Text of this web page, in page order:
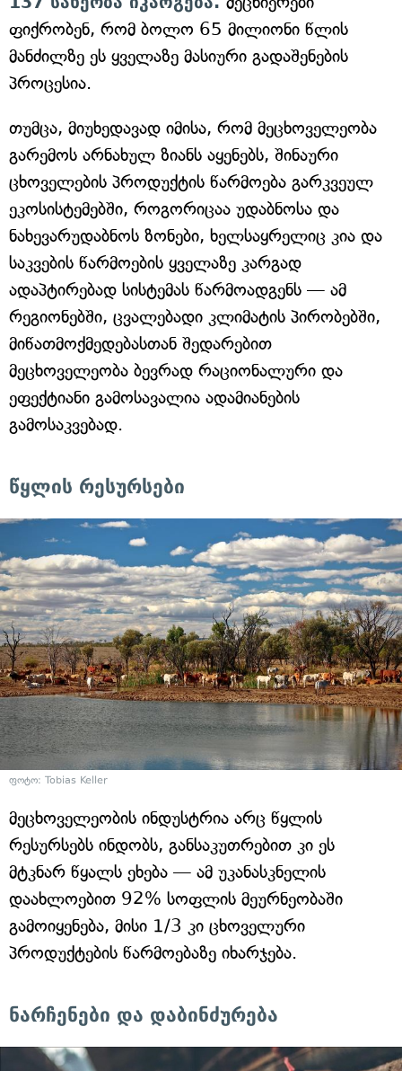
ფიქრობენ, რომ ბოლო 65 მილიონი წლის
მანძილზე ეს ყველაზე მასიური გადაშენების
პროცესია.
თუმცა, მიუხედავად იმისა, რომ მეცხოველეობა
გარემოს არნახულ ზიანს აყენებს, შინაური
ცხოველების პროდუქტის წარმოება გარკვეულ
ეკოსისტემებში, როგორიცაა უდაბნოსა და
ნახევარუდაბნოს ზონები, ხელსაყრელიც კია და
საკვების წარმოების ყველაზე კარგად
ადაპტირებად სისტემას წარმოადგენს — ამ
რეგიონებში, ცვალებადი კლიმატის პირობებში,
მიწათმოქმედებასთან შედარებით
მეცხოველეობა ბევრად რაციონალური და
ეფექტიანი გამოსავალია ადამიანების
გამოსაკვებად.
წყლის რესურსები
ფოტო: Tobias Keller
მეცხოველეობის ინდუსტრია არც წყლის
რესურსებს ინდობს, განსაკუთრებით კი ეს
მტკნარ წყალს ეხება — ამ უკანასკნელის
დაახლოებით 92% სოფლის მეურნეობაში
გამოიყენება, მისი 1/3 კი ცხოველური
პროდუქტების წარმოებაზე იხარჯება.
ნარჩენები და დაბინძურება